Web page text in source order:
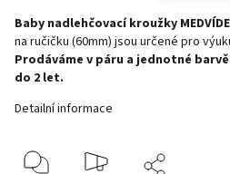
Baby nadlehčovací kroužky
na ručičku (60mm) jsou určené pro
Prodáváme v páru a jednotné
do 2 let.
Detailní informace